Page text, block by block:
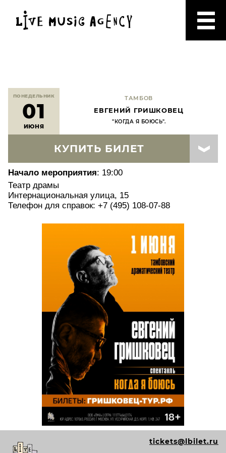
ПОНЕДЕЛЬНИК
01
ИЮНЯ
ТАМБОВ
ЕВГЕНИЙ ГРИШКОВЕЦ
"КОГДА Я БОЮСЬ".
КУПИТЬ БИЛЕТ
Начало мероприятия: 19:00
Театр драмы
Интернациональная улица, 15
Телефон для справок: +7 (495) 108-07-88
tickets@lbilet.ru